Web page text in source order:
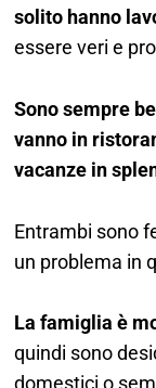
solito hanno
essere veri e
Sono sempre
vanno in
vacanze in
Entrambi sono
un problema in
La famiglia è
quindi sono